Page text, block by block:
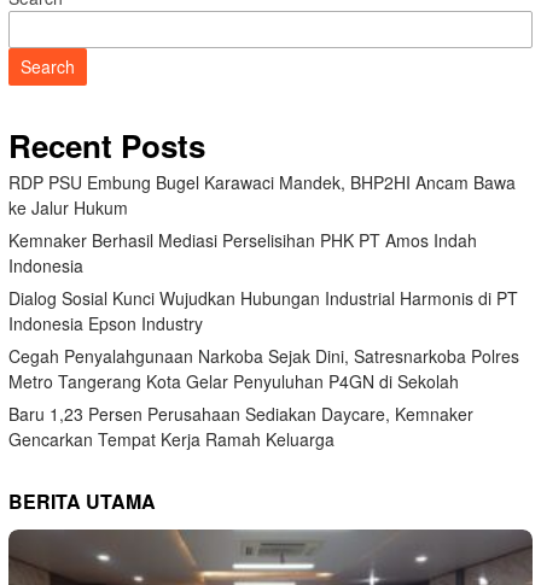
Search
Recent Posts
RDP PSU Embung Bugel Karawaci Mandek, BHP2HI Ancam Bawa
ke Jalur Hukum
Kemnaker Berhasil Mediasi Perselisihan PHK PT Amos Indah
Indonesia
Dialog Sosial Kunci Wujudkan Hubungan Industrial Harmonis di PT
Indonesia Epson Industry
Cegah Penyalahgunaan Narkoba Sejak Dini, Satresnarkoba Polres
Metro Tangerang Kota Gelar Penyuluhan P4GN di Sekolah
Baru 1,23 Persen Perusahaan Sediakan Daycare, Kemnaker
Gencarkan Tempat Kerja Ramah Keluarga
BERITA UTAMA